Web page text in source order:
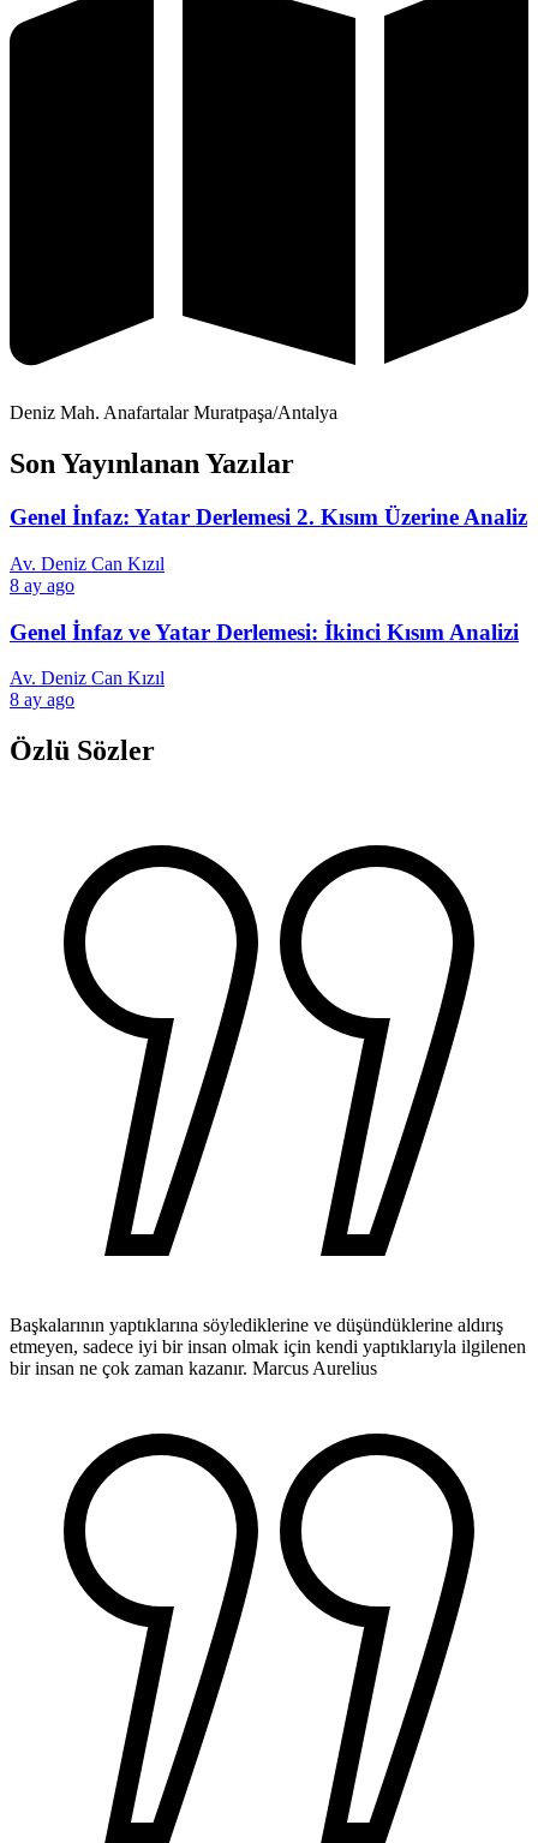
Deniz Mah. Anafartalar Muratpaşa/Antalya
Son Yayınlanan Yazılar
Genel İnfaz: Yatar Derlemesi 2. Kısım Üzerine Analiz
Av. Deniz Can Kızıl
8 ay ago
Genel İnfaz ve Yatar Derlemesi: İkinci Kısım Analizi
Av. Deniz Can Kızıl
8 ay ago
Özlü Sözler
Başkalarının yaptıklarına söylediklerine ve düşündüklerine aldırış
etmeyen, sadece iyi bir insan olmak için kendi yaptıklarıyla ilgilenen
bir insan ne çok zaman kazanır. Marcus Aurelius